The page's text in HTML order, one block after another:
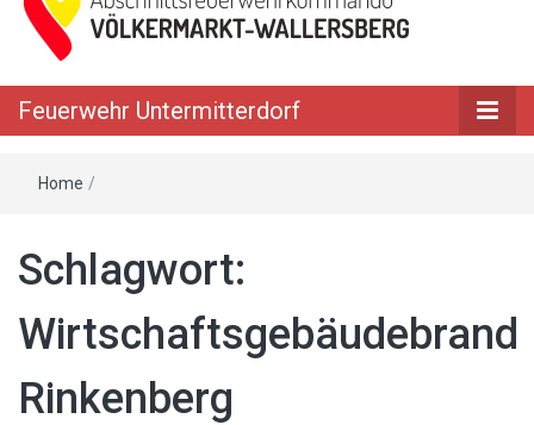
Feuerwehr Untermitterdorf
Home /
Schlagwort:
Wirtschaftsgebäudebrand
Rinkenberg